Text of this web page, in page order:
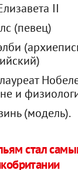
II
(певец)
и
(модель).
стал